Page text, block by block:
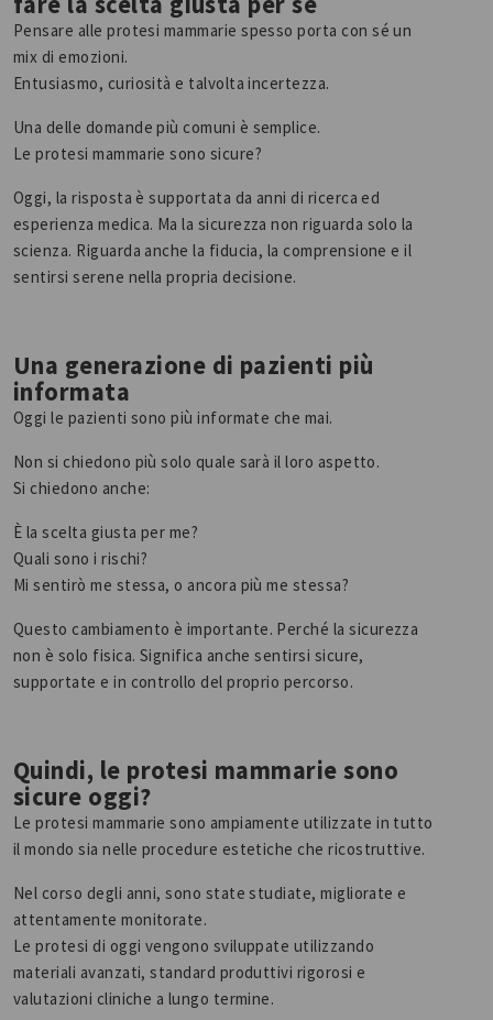
Pensare alle protesi mammarie spesso porta con sé un
mix di emozioni.
Entusiasmo, curiosità e talvolta incertezza.
Una delle domande più comuni è semplice.
Le protesi mammarie sono sicure?
Oggi, la risposta è supportata da anni di ricerca ed
esperienza medica. Ma la sicurezza non riguarda solo la
scienza. Riguarda anche la fiducia, la comprensione e il
sentirsi serene nella propria decisione.
Una generazione di pazienti più
informata
Oggi le pazienti sono più informate che mai.
Non si chiedono più solo quale sarà il loro aspetto.
Si chiedono anche:
È la scelta giusta per me?
Quali sono i rischi?
Mi sentirò me stessa, o ancora più me stessa?
Questo cambiamento è importante. Perché la sicurezza
non è solo fisica. Significa anche sentirsi sicure,
supportate e in controllo del proprio percorso.
Quindi, le protesi mammarie sono
sicure oggi?
Le protesi mammarie sono ampiamente utilizzate in tutto
il mondo sia nelle procedure estetiche che ricostruttive.
Nel corso degli anni, sono state studiate, migliorate e
attentamente monitorate.
Le protesi di oggi vengono sviluppate utilizzando
materiali avanzati, standard produttivi rigorosi e
valutazioni cliniche a lungo termine.